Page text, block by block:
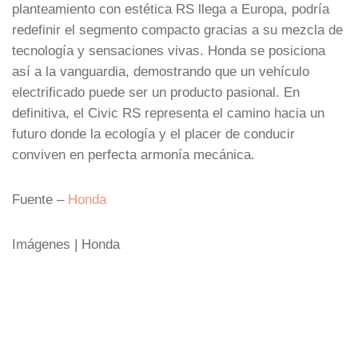
planteamiento con estética RS llega a Europa, podría
redefinir el segmento compacto gracias a su mezcla de
tecnología y sensaciones vivas. Honda se posiciona
así a la vanguardia, demostrando que un vehículo
electrificado puede ser un producto pasional. En
definitiva, el Civic RS representa el camino hacia un
futuro donde la ecología y el placer de conducir
conviven en perfecta armonía mecánica.
Fuente – Honda
Imágenes | Honda